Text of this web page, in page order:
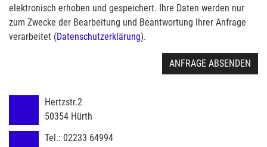
elektronisch erhoben und gespeichert. Ihre Daten werden nur
zum Zwecke der Bearbeitung und Beantwortung Ihrer Anfrage
verarbeitet (Datenschutzerklärung).
ANFRAGE ABSENDEN
Hertzstr.2
50354 Hürth
Tel.: 02233 64994